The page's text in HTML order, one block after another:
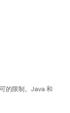
的限制。Java 和